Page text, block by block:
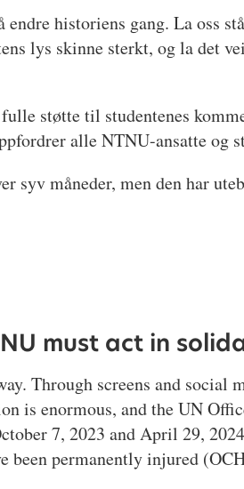
historiens gang. La oss
lys skinne sterkt, og la det
støtte til studentenes
alle NTNU-ansatte og
syv måneder, men den har
must act in
Through screens and social
is enormous, and the UN
7, 2023 and April 29,
been permanently injured